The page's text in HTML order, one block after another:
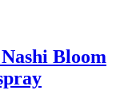
Bloom